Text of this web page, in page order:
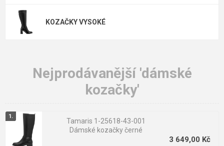
Kotníková („chelsea boots"):
Schová se pod kalhoty, působí decentně a snadno se
šatům. Oblíbený „kavárenský“ styl, který nikdy nevyjde z
výraznější vzhled. Nejlépe fungují s šaty nebo úzkými
kalhotami.
KOZAČKY VYSOKÉ
Nejprodávanější 'dámské
kozačky'
Tamaris 1-25618-43-001
Dámské kozačky černé
3 649,00 Kč